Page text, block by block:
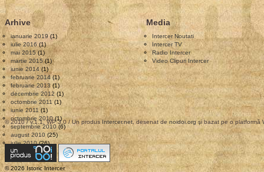
Arhive
ianuarie 2019 (1)
iulie 2016 (1)
mai 2015(1)
martie 2015(1)
iunie 2014 (1)
februarie 2014(1)
februarie 2013 (1)
decembrie 2012 (1)
octombrie 2011(1)
iunie 2011 (1)
octombrie 2010(1)
septembrie 2010(6)
august 2010(25)
iulie 2010(26)
Media
Intercer Noutati
Intercer TV
Radio Intercer
Video Clipuri Intercer
© 2010 / v.1.1, WP 3.0 / Un produsIntercer.net, desenat de noidoi.org şi bazat pe o platformă
© 2026 Istoric Intercer